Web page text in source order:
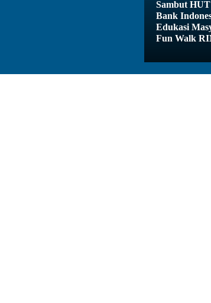
Sambut
Bank
Edukasi
Fun Walk